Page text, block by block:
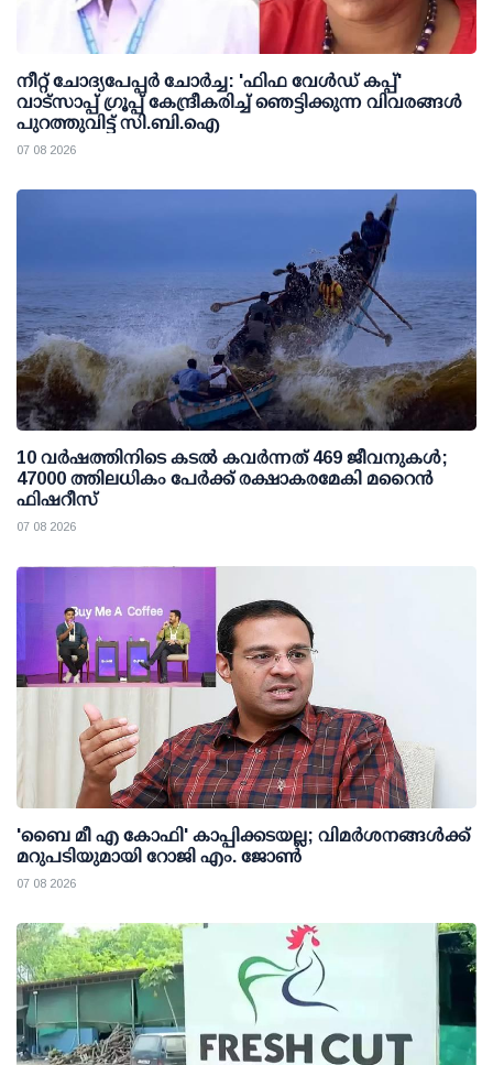
നീറ്റ് ചോദ്യപേപ്പര്‍ ചോര്‍ച്ച: 'ഫിഫ വേള്‍ഡ് കപ്പ്'
വാട്സാപ്പ് ഗ്രൂപ്പ് കേന്ദ്രീകരിച്ച് ഞെട്ടിക്കുന്ന വിവരങ്ങള്‍
പുറത്തുവിട്ട് സി.ബി.ഐ
07 08 2026
10 വര്‍ഷത്തിനിടെ കടല്‍ കവര്‍ന്നത് 469 ജീവനുകള്‍;
47000 ത്തിലധികം പേര്‍ക്ക് രക്ഷാകരമേകി മറൈന്‍
ഫിഷറീസ്
07 08 2026
'ബൈ മീ എ കോഫി' കാപ്പിക്കടയല്ല; വിമര്‍ശനങ്ങള്‍ക്ക്
മറുപടിയുമായി റോജി എം. ജോണ്‍
07 08 2026